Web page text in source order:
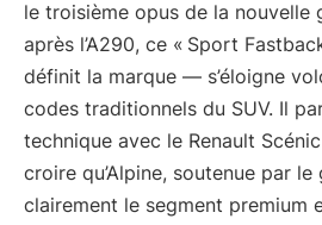
le troisième opus de la nouvelle
après l’A290, ce « Sport
définit la marque — s’éloigne
codes traditionnels du SUV. Il
technique avec le Renault
croire qu’Alpine, soutenue par
clairement le segment premium